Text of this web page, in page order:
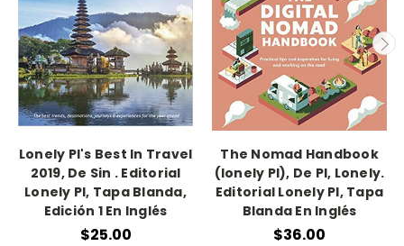
Lonely Pl's Best In Travel
2019, De Sin . Editorial
Lonely Pl, Tapa Blanda,
Edición 1 En Inglés
$25.00
The Nomad Handbook
(lonely Pl), De Pl, Lonely.
Editorial Lonely Pl, Tapa
Blanda En Inglés
$36.00